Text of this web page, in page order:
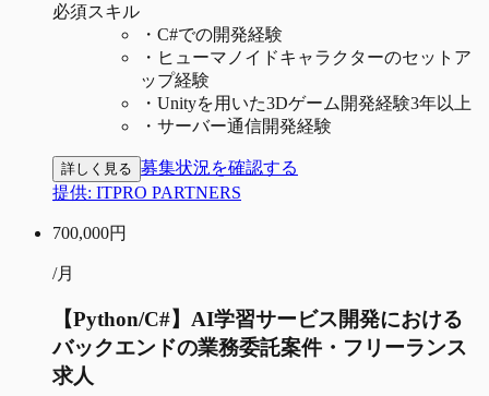
必須スキル
・ C#での開発経験
・ ヒューマノイドキャラクターのセットア
ップ経験
・ Unityを用いた3Dゲーム開発経験3年以上
・ サーバー通信開発経験
詳しく見る 募集状況を確認する
提供: ITPRO PARTNERS
700,000円
/月
【Python/C#】AI学習サービス開発における
バックエンドの業務委託案件・フリーランス
求人